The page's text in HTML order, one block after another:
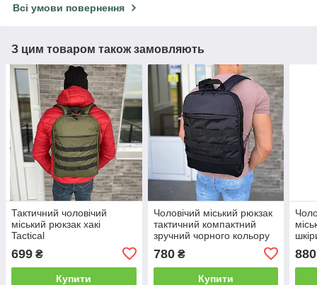
Всі умови повернення
З цим товаром також замовляють
Тактичний чоловічий
міський рюкзак хакі
Tactical
699 ₴
Купити
Чоловічий міський рюкзак
тактичний компактний
зручний чорного кольору
780₴
Купити
880